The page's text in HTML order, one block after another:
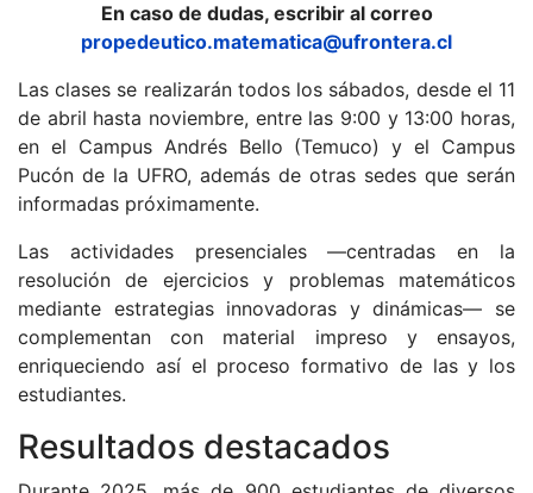
En caso de dudas, escribir al correo
propedeutico.matematica@ufrontera.cl
Las clases se realizarán todos los sábados, desde el 11
de abril hasta noviembre, entre las 9:00 y 13:00 horas,
en el Campus Andrés Bello (Temuco) y el Campus
Pucón de la UFRO, además de otras sedes que serán
informadas próximamente.
Las actividades presenciales —centradas en la
resolución de ejercicios y problemas matemáticos
mediante estrategias innovadoras y dinámicas— se
complementan con material impreso y ensayos,
enriqueciendo así el proceso formativo de las y los
estudiantes.
Resultados destacados